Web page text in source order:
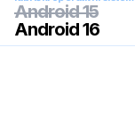
Android 15
Android 16